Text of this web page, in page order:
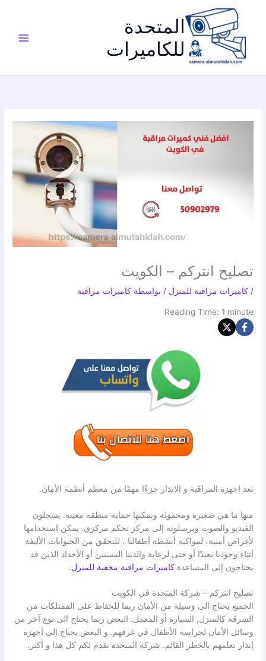
المتحدة
للكاميرات
تصليح انتركم – الكويت
/كاميرات مراقبة للمنزل / بواسطة كاميرات مراقبة
Reading Time: 1 minute
تعد اجهزة المراقبة و الانذار جزءًا مهمًا من معظم أنظمة الأمان.
منها ما هي صغيرة ومحمولة ويمكنها حماية منطقة معينة. يسجلون
الفيديو والصوت ويرسلونه إلى مركز تحكم مركزي. يمكن استخدامها
لأغراض أمنية، لمواكبة أنشطة أطفالنا ، للتحقق من الحيوانات الأليفة
أثناء وجودنا بعيدًا أو حتى لرعاية والدينا المسنين أو الأجداد الذين قد
يحتاجون إلى المساعدةكاميرات مراقبة مخفية للمنزل.
تصليح انتركم – شركة المتحدة في الكويت
الجميع يحتاج الى وسيلة من الأمان ربما للحفاظ على الممتلكات من
السرقة كالمنزل, السيارة أو المعمل. البعض ربما يحتاج الى نوع آخر من
وسائل الأمان لحراسة الأطفال في غرفهم. و البعض يحتاج الى أجهزة
إنذار تعلمهم بالخطر القائم. شركة المتحدة تقدم لكم كل هذا و أكثر.